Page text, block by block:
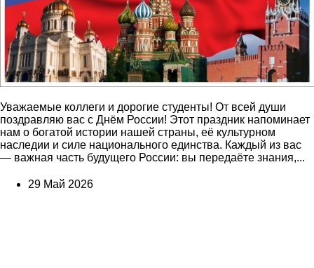
Уважаемые коллеги и дорогие студенты! От всей души
поздравляю вас с Днём России! Этот праздник напоминает
нам о богатой истории нашей страны, её культурном
наследии и силе национального единства. Каждый из вас
— важная часть будущего России: вы передаёте знания,...
29 Май 2026